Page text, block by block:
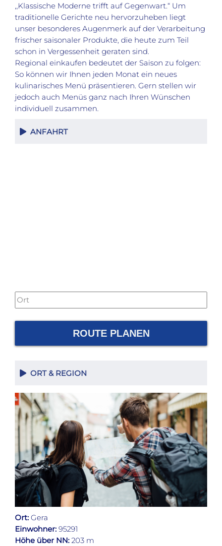
,,Klassische Moderne trifft auf Gegenwart.“ Um
traditionelle Gerichte neu hervorzuheben liegt
unser besonderes Augenmerk auf der Verarbeitung
frischer saisonaler Produkte, die heute zum Teil
schon in Vergessenheit geraten sind.
Regional einkaufen bedeutet der Saison zu folgen:
So können wir Ihnen jeden Monat ein neues
kulinarisches Menü präsentieren. Gern stellen wir
jedoch auch Menüs ganz nach Ihren Wünschen
individuell zusammen.
ANFAHRT
ROUTE PLANEN
ORT & REGION
Ort: Gera
Einwohner: 95291
Höhe über NN: 203 m